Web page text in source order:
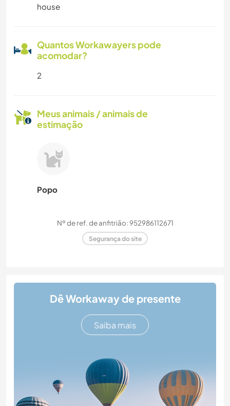
house
Quantos Workawayers pode
acomodar?
2
Meus animais / animais de
estimação
Popo
Nº de ref. de anfitrião: 952986112671
Segurança do site
Dê Workaway de presente
Saiba mais